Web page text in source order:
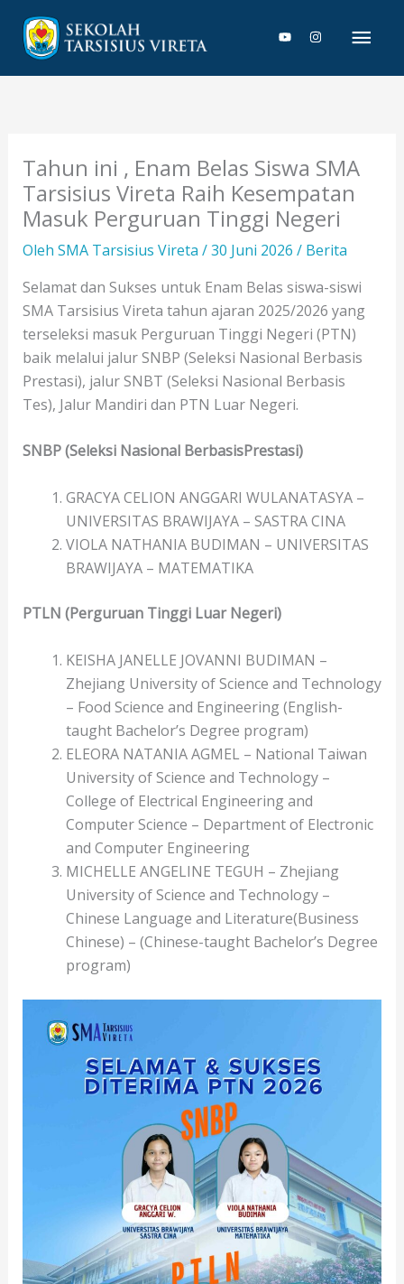
konten
Tahun ini , Enam Belas Siswa SMA
Tarsisius Vireta Raih Kesempatan
Masuk Perguruan Tinggi Negeri
Oleh SMA Tarsisius Vireta /30 Juni 2026 / Berita
Selamat dan Sukses untuk Enam Belas siswa-siswi
SMA Tarsisius Vireta tahun ajaran 2025/2026 yang
terseleksi masuk Perguruan Tinggi Negeri (PTN)
baik melalui jalur SNBP (Seleksi Nasional Berbasis
Prestasi), jalur SNBT (Seleksi Nasional Berbasis
Tes), Jalur Mandiri dan PTN Luar Negeri.
SNBP (Seleksi Nasional BerbasisPrestasi)
GRACYA CELION ANGGARI WULANATASYA –
UNIVERSITAS BRAWIJAYA – SASTRA CINA
VIOLA NATHANIA BUDIMAN – UNIVERSITAS
BRAWIJAYA – MATEMATIKA
PTLN (Perguruan Tinggi Luar Negeri)
KEISHA JANELLE JOVANNI BUDIMAN –
Zhejiang University of Science and Technology
– Food Science and Engineering (English-
taught Bachelor’s Degree program)
ELEORA NATANIA AGMEL – National Taiwan
University of Science and Technology –
College of Electrical Engineering and
Computer Science – Department of Electronic
and Computer Engineering
MICHELLE ANGELINE TEGUH – Zhejiang
University of Science and Technology –
Chinese Language and Literature(Business
Chinese) – (Chinese-taught Bachelor’s Degree
program)